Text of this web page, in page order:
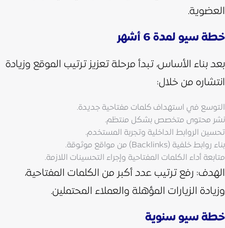
العضوية.
خطة سيو لمدة 6 أشهر
بعد بناء الأساس، تبدأ مرحلة تعزيز ترتيب الموقع وزيادة
انتشاره من خلال:
التوسع في استهداف كلمات مفتاحية جديدة.
نشر محتوى متخصص بشكل منتظم.
تحسين الروابط الداخلية وتجربة المستخدم.
بناء روابط خلفية (Backlinks) من مواقع موثوقة.
متابعة أداء الكلمات المفتاحية وإجراء التحسينات اللازمة.
الهدف: رفع ترتيب عدد أكبر من الكلمات المفتاحية،
وزيادة الزيارات المؤهلة والعملاء المحتملين.
خطة سيو سنوية